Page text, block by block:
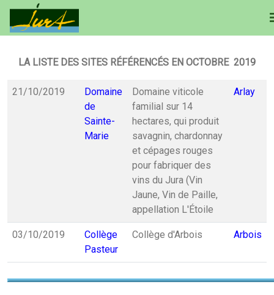
LA LISTE DES SITES RÉFÉRENCÉS EN OCTOBRE 2019
21/10/2019
Domaine
de
Sainte-
Marie
Domaine viticole
familial sur 14
hectares, qui produit
savagnin, chardonnay
et cépages rouges
pour fabriquer des
vins du Jura (Vin
Jaune, Vin de Paille,
appellation L'Étoile
Arlay
03/10/2019
Collège
Pasteur
Collège d'Arbois Arbois